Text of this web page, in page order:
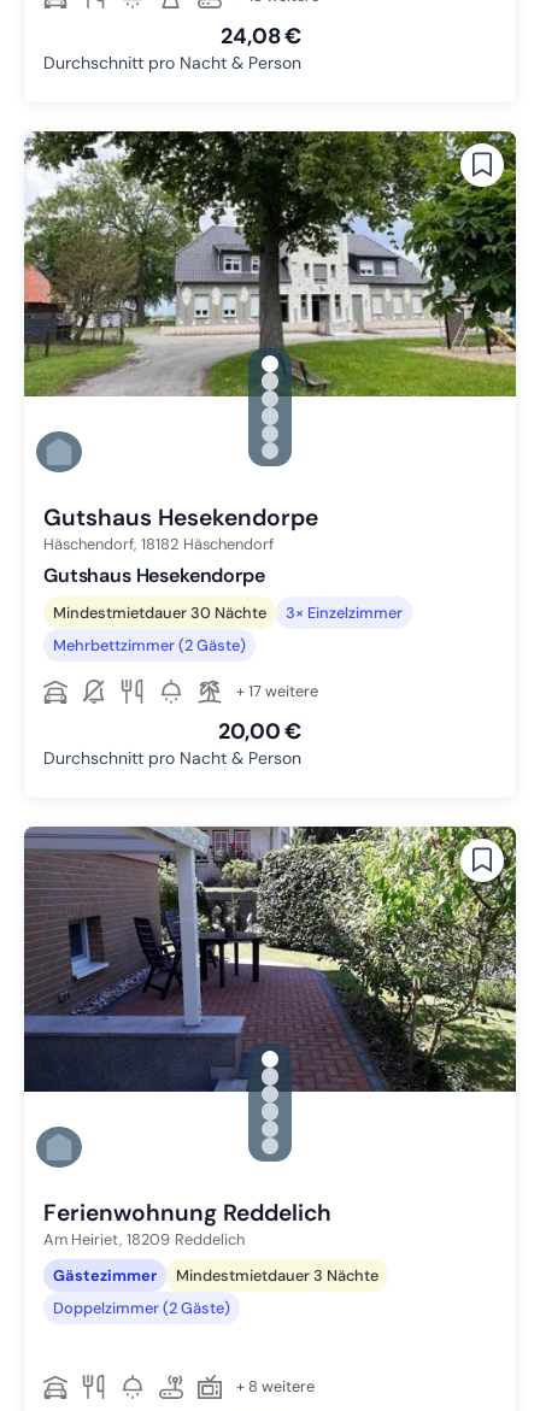
24,08 €
Durchschnitt pro Nacht & Person
gallery.slide_selector
Zu Slide 1 wechseln
Zu Slide 2 wechseln
Zu Slide 3 wechseln
Zu Slide 4 wechseln
Zu Slide 5 wechseln
Zu Slide 6 wechseln
Gutshaus Hesekendorpe
Häschendorf, 18182 Häschendorf
Gutshaus Hesekendorpe
Mindestmietdauer 30 Nächte
3× Einzelzimmer
Mehrbettzimmer (2 Gäste)
+ 17 weitere
20,00 €
Durchschnitt pro Nacht & Person
gallery.slide_selector
Zu Slide 1 wechseln
Zu Slide 2 wechseln
Zu Slide 3 wechseln
Zu Slide 4 wechseln
Zu Slide 5 wechseln
Zu Slide 6 wechseln
Ferienwohnung Reddelich
Am Heiriet, 18209 Reddelich
Gästezimmer
Mindestmietdauer 3 Nächte
Doppelzimmer (2 Gäste)
+ 8 weitere